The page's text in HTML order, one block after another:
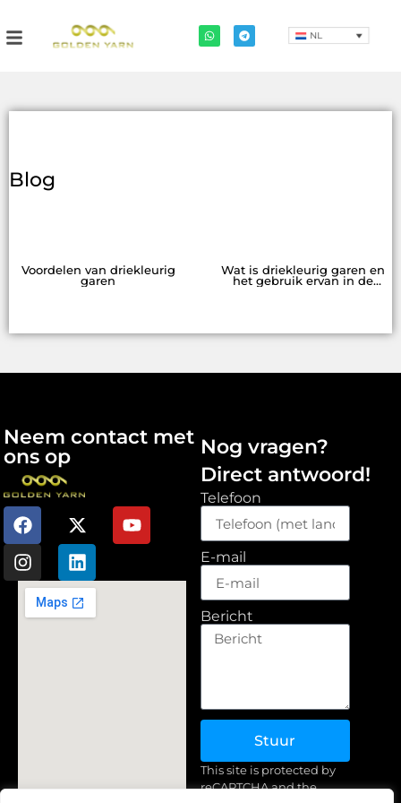
NL
Blog
Voordelen van driekleurig
garen
Wat is driekleurig garen en
het gebruik ervan in de
Neem contact met
ons op
Nog vragen?
Direct antwoord!
Telefoon
E-mail
Bericht
Stuur
This site is protected by
reCAPTCHA and the